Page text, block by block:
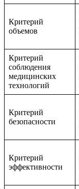
Критерий
объемов
Критерий
соблюдения
медицинских
технологий
Критерий
безопасности
Критерий
эффективности